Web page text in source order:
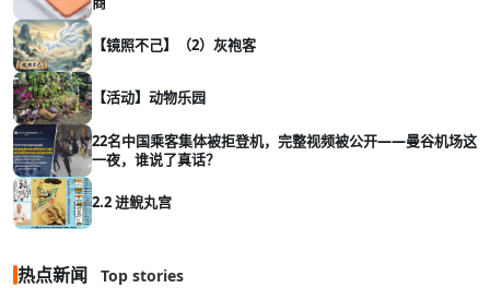
【镜照不己】（2）灰袍客
【活动】动物乐园
22名中国乘客集体被拒登机，完整视频被公开——曼谷机场这
一夜，谁说了真话？
2.2 进鲵丸宫
热点新闻 Top stories